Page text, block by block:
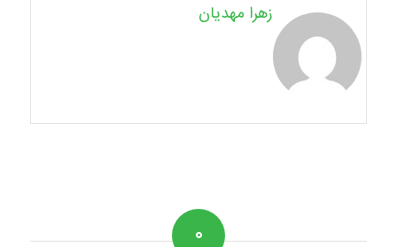
زهرا مهدیان
۰